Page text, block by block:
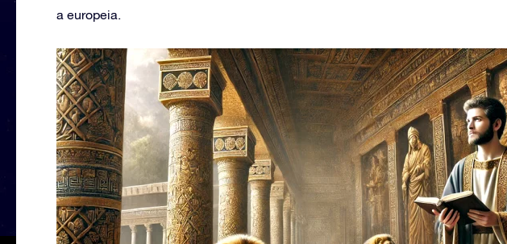
a europeia.